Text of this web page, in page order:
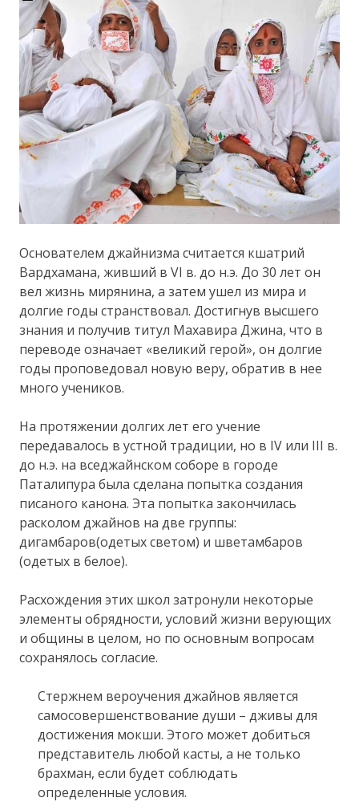
Основателем джайнизма считается кшатрий
Вардхамана, живший в VI в. до н.э. До 30 лет он
вел жизнь мирянина, а затем ушел из мира и
долгие годы странствовал. Достигнув высшего
знания и получив титул Махавира Джина, что в
переводе означает «великий герой», он долгие
годы проповедовал новую веру, обратив в нее
много учеников.
На протяжении долгих лет его учение
передавалось в устной традиции, но в IV или III в.
до н.э. на вседжайнском соборе в городе
Паталипура была сделана попытка создания
писаного канона. Эта попытка закончилась
расколом джайнов на две группы:
дигамбаров(одетых светом) и шветамбаров
(одетых в белое).
Расхождения этих школ затронули некоторые
элементы обрядности, условий жизни верующих
и общины в целом, но по основным вопросам
сохранялось согласие.
Стержнем вероучения джайнов является
самосовершенствование души – дживы для
достижения мокши. Этого может добиться
представитель любой касты, а не только
брахман, если будет соблюдать
определенные условия.